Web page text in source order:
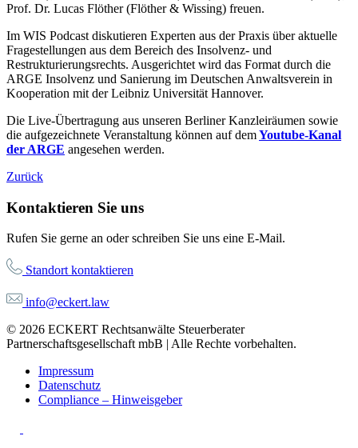
Prof. Dr. Lucas Flöther (Flöther & Wissing) freuen.
Im WIS Podcast diskutieren Experten aus der Praxis über aktuelle
Fragestellungen aus dem Bereich des Insolvenz- und
Restrukturierungsrechts. Ausgerichtet wird das Format durch die
ARGE Insolvenz und Sanierung im Deutschen Anwaltsverein in
Kooperation mit der Leibniz Universität Hannover.
Die Live-Übertragung aus unseren Berliner Kanzleiräumen sowie
die aufgezeichnete Veranstaltung können auf demYoutube-Kanal
der ARGE angesehen werden.
Zurück
Kontaktieren Sie uns
Rufen Sie gerne an oder schreiben Sie uns eine E-Mail.
Standort kontaktieren
info@eckert.law
© 2026 ECKERT Rechtsanwälte Steuerberater
Partnerschaftsgesellschaft mbB | Alle Rechte vorbehalten.
Impressum
Datenschutz
Compliance – Hinweisgeber